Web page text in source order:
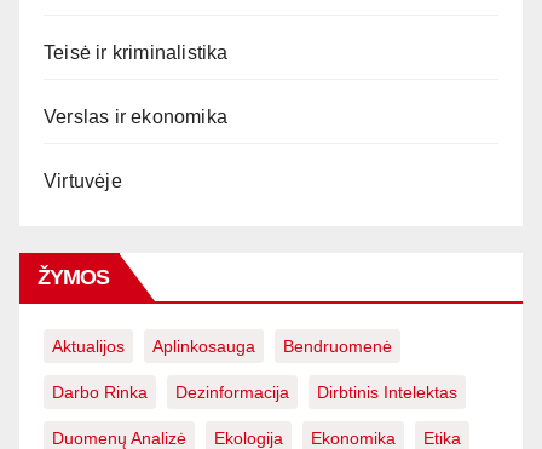
Teisė ir kriminalistika
Verslas ir ekonomika
Virtuvėje
ŽYMOS
Aktualijos Aplinkosauga Bendruomenė
Darbo Rinka Dezinformacija Dirbtinis Intelektas
Duomenų Analizė Ekologija Ekonomika Etika